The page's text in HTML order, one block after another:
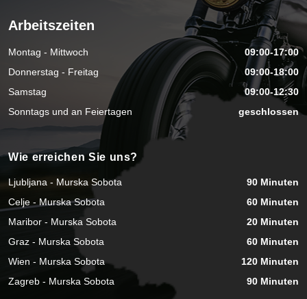
Arbeitszeiten
Montag - Mittwoch
09:00-17:00
Donnerstag - Freitag
09:00-18:00
Samstag
09:00-12:30
Sonntags und an Feiertagen
geschlossen
Wie erreichen Sie uns?
Ljubljana - Murska Sobota
90 Minuten
Celje - Murska Sobota
60 Minuten
Maribor - Murska Sobota
20 Minuten
Graz - Murska Sobota
60 Minuten
Wien - Murska Sobota
120 Minuten
Zagreb - Murska Sobota
90 Minuten